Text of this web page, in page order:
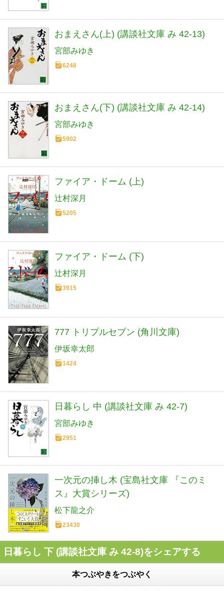
おまえさん(上) (講談社文庫 み 42-13)
宮部みゆき
6248
おまえさん(下) (講談社文庫 み 42-14)
宮部みゆき
5902
ファイア・ドーム (上)
辻村深月
5205
ファイア・ドーム (下)
辻村深月
3915
777 トリプルセブン (角川文庫)
伊坂幸太郎
1424
日暮らし 中 (講談社文庫 み 42-7)
宮部みゆき
2951
一次元の挿し木 (宝島社文庫 『このミ
ス』大賞シリーズ)
松下龍之介
23430
日暮らし 下 (講談社文庫 み 42-8)をシェアする
本つぶやきをつぶやく